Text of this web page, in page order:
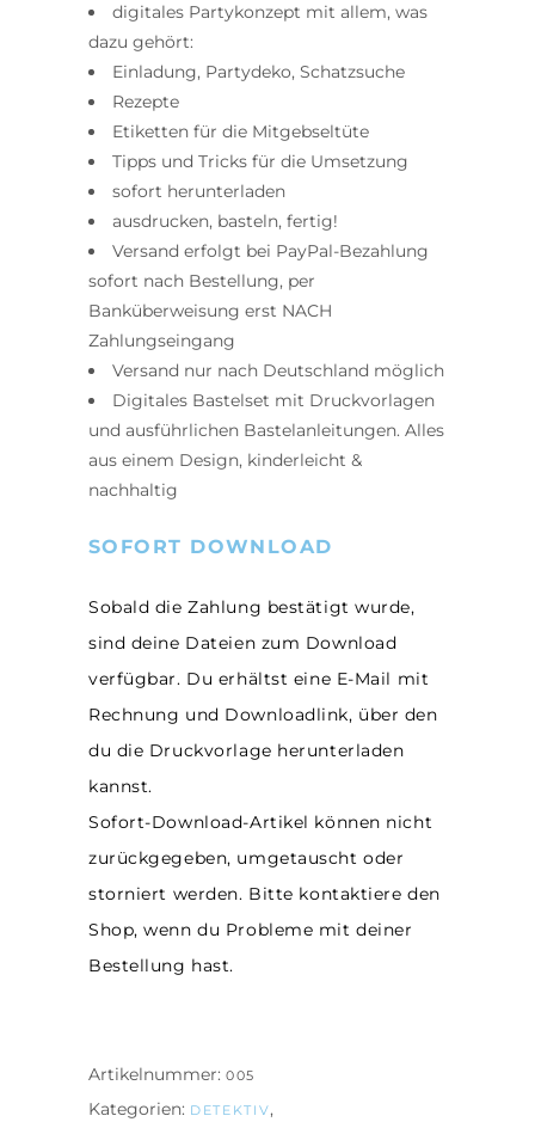
digitales Partykonzept mit allem, was
dazu gehört:
Einladung, Partydeko, Schatzsuche
Rezepte
Etiketten für die Mitgebseltüte
Tipps und Tricks für die Umsetzung
sofort herunterladen
ausdrucken, basteln, fertig!
Versand erfolgt bei PayPal-Bezahlung
sofort nach Bestellung, per
Banküberweisung erst NACH
Zahlungseingang
Versand nur nach Deutschland möglich
Digitales Bastelset mit Druckvorlagen
und ausführlichen Bastelanleitungen. Alles
aus einem Design, kinderleicht &
nachhaltig
SOFORT DOWNLOAD
Sobald die Zahlung bestätigt wurde,
sind deine Dateien zum Download
verfügbar. Du erhältst eine E-Mail mit
Rechnung und Downloadlink, über den
du die Druckvorlage herunterladen
kannst.
Sofort-Download-Artikel können nicht
zurückgegeben, umgetauscht oder
storniert werden. Bitte kontaktiere den
Shop, wenn du Probleme mit deiner
Bestellung hast.
Artikelnummer: 005
Kategorien: DETEKTIV,